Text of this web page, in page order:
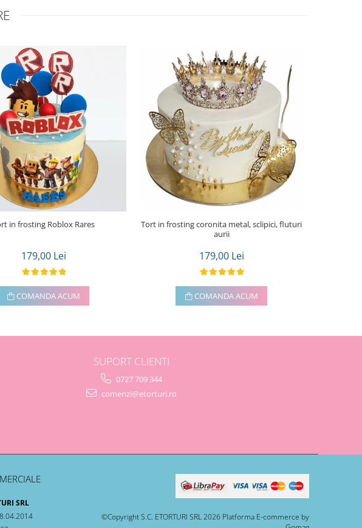
in frosting Roblox Rares
179,00 Lei
COMANDA ACUM
Tort in frosting coronita metal, sclipici, fluturi
aurii
179,00 Lei
COMANDA ACUM
SUPORT CLIENTI
0727 709 344
comenzi@etorturi.ro
SRL
©Copyright S.C. ETORTURI SRL 2026 Platforma E-commerce by